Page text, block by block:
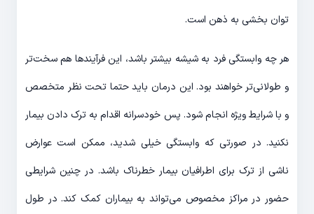
توان بخشی به ذهن است.
هر چه وابستگی فرد به شیشه بیشتر باشد، این فرآیندها هم سخت‌تر
و طولانی‌تر خواهند بود. این درمان باید حتما تحت نظر متخصص
و با شرایط ویژه انجام شود. پس خودسرانه اقدام به ترک دادن بیمار
نکنید. در صورتی که وابستگی خیلی شدید، ممکن است عوارض
ناشی از ترک برای اطرافیان بیمار خطرناک باشد. در چنین شرایطی
حضور در مراکز مخصوص می‌تواند به بیماران کمک کند. در طول